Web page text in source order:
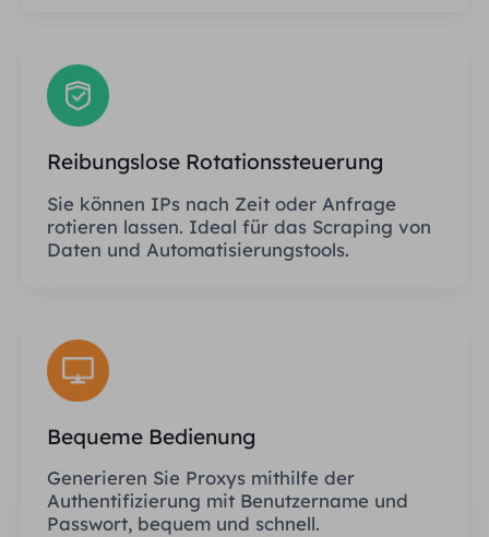
Reibungslose Rotationssteuerung
Sie können IPs nach Zeit oder Anfrage
rotieren lassen. Ideal für das Scraping von
Daten und Automatisierungstools.
Bequeme Bedienung
Generieren Sie Proxys mithilfe der
Authentifizierung mit Benutzername und
Passwort, bequem und schnell.